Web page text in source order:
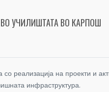
УЧИЛИШТАТА ВО КАРПОШ
реализација на проекти и
инфраструктура.